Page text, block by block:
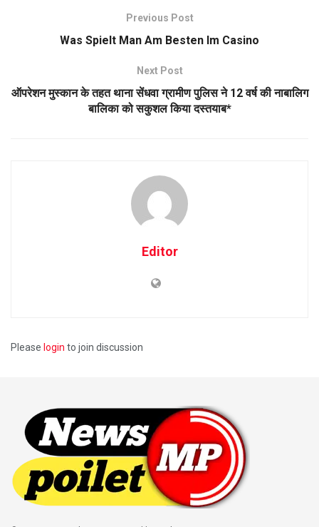
Previous Post
Was Spielt Man Am Besten Im Casino
Next Post
ऑपरेशन मुस्कान के तहत थाना सेंधवा ग्रामीण पुलिस ने 12 वर्ष की नाबालिग
बालिका को सकुशल किया दस्तयाब*
Editor
Please login to join discussion